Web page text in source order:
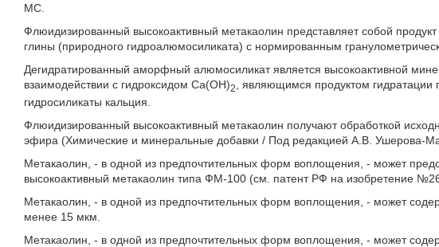
МС.
Флюидизированный высокоактивный метакаолин представляет собой
глины (природного гидроалюмосиликата) с нормированным
Дегидратированный аморфный алюмосиликат является высокоактивной
взаимодействии с гидроксидом Са(ОН)2
, являющимся продуктом
гидросиликаты кальция.
Флюидизированный высокоактивный метакаолин получают обработкой
эфира (Химические и минеральные добавки / Под редакцией А.В. Ушерова-
Метакаолин, - в одной из предпочтительных форм воплощения, - может
высокоактивный метакаолин типа ФМ-100 (см. патент РФ на изобретение
Метакаолин, - в одной из предпочтительных форм воплощения, - может
менее 15 мкм.
Метакаолин, - в одной из предпочтительных форм воплощения, - может